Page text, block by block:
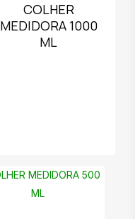
COLHER
MEDIDORA 1000
ML